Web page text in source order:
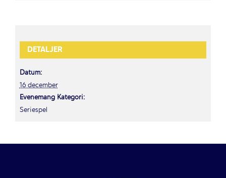
DETALJER
Datum:
16 december
Evenemang Kategori:
Seriespel